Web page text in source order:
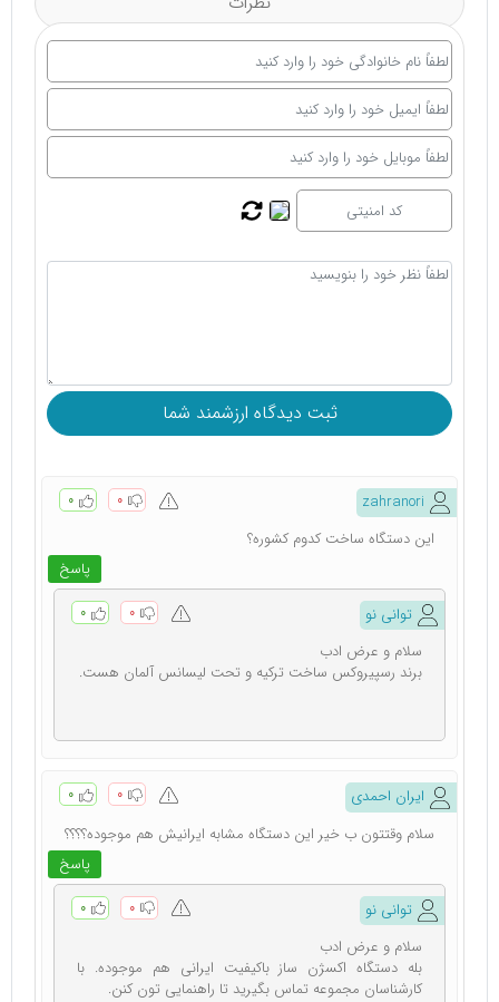
۰ ۰
پاسخ
این دستگاه ساخت کدوم کشوره؟
توانی نو ۰ ۰
سلام و عرض ادب
برند رسپیروکس ساخت ترکیه و تحت لیسانس آلمان هست.
ایران احمدی ۰ ۰
پاسخ
سلام وقتتون ب خیر این دستگاه مشابه ایرانیش هم موجوده؟؟؟؟
توانی نو ۰ ۰
سلام و عرض ادب
بله دستگاه اکسژن ساز باکیفیت ایرانی هم موجوده. با
کارشناسان مجموعه تماس بگیرید تا راهنمایی تون کنن.